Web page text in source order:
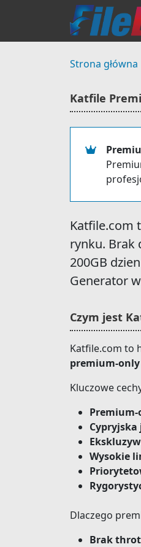
Strona główna
Katfile
Katfile.com
rynku. Brak
200GB
Generator
Czym jest
Katfile.com to
premium-only
Kluczowe
Wysokie
Dlaczego
Brak